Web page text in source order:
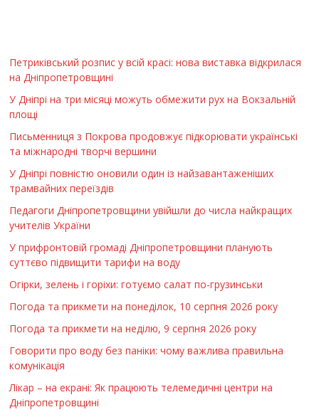
Петриківський розпис у всій красі: нова виставка відкрилася
на Дніпропетровщині
У Дніпрі на три місяці можуть обмежити рух на Вокзальній
площі
Письменниця з Покрова продовжує підкорювати українські
та міжнародні творчі вершини
У Дніпрі повністю оновили один із найзавантаженіших
трамвайних переїздів
Педагоги Дніпропетровщини увійшли до числа найкращих
учителів України
У прифронтовій громаді Дніпропетровщини планують
суттєво підвищити тарифи на воду
Огірки, зелень і горіхи: готуємо салат по-грузинськи
Погода та прикмети на понеділок, 10 серпня 2026 року
Погода та прикмети на неділю, 9 серпня 2026 року
Говорити про воду без паніки: чому важлива правильна
комунікація
Лікар – на екрані: Як працюють телемедичні центри на
Дніпропетровщині